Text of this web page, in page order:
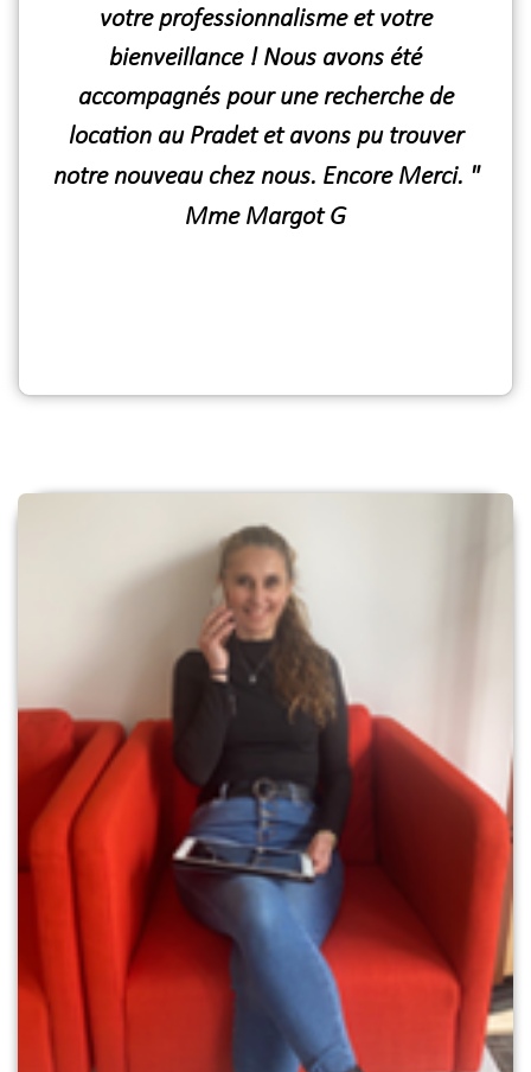
votre professionnalisme et votre
bienveillance ! Nous avons été
accompagnés pour une recherche de
location au Pradet et avons pu trouver
notre nouveau chez nous. Encore Merci. "
Mme Margot G